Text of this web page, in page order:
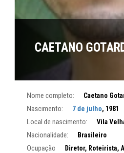
CAETANO
Nome completo: Caetano
Nascimento: 7 de julho, 1981
Local de nascimento: Vila
Nacionalidade: Brasileiro
Ocupação Diretor, Roteirista,